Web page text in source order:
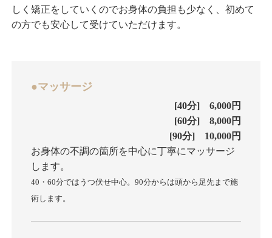
しく矯正をしていくのでお身体の負担も少なく、初めて
の方でも安心して受けていただけます。
●マッサージ
[40分] 6,000円
[60分] 8,000円
[90分] 10,000円
お身体の不調の箇所を中心に丁寧にマッサージ
します。
40・60分ではうつ伏せ中心。90分からは頭から足先まで施
術します。